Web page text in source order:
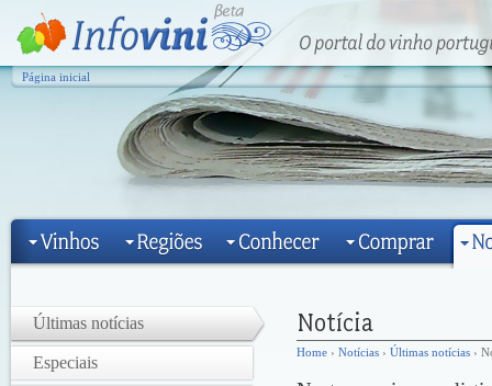
Página inicial
Últimas notícias
Especiais
Home › Notícias › Últimas notícias ›